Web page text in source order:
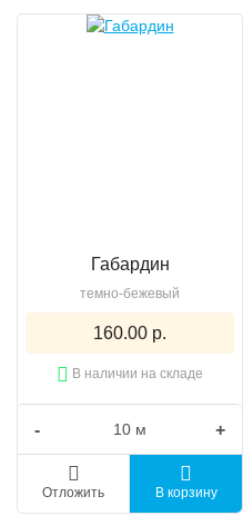
Габардин
темно-бежевый
160.00 р.
В наличии на складе
- +
Отложить В корзину